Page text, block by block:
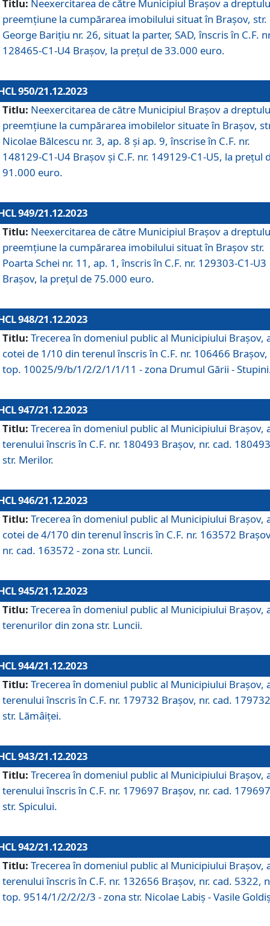
Titlu: Neexercitarea de către Municipiul Brașov a
preemțiune la cumpărarea imobilului situat în Brașov, str.
George Barițiu nr. 26, situat la parter, SAD, înscris în C.F.
128465-C1-U4 Brașov, la prețul de 33.000 euro.
950/21.12.2023
Titlu: Neexercitarea de către Municipiul Brașov a
preemțiune la cumpărarea imobilelor situate în Brașov,
Nicolae Bălcescu nr. 3, ap. 8 și ap. 9, înscrise în C.F. nr.
148129-C1-U4 Brașov și C.F. nr. 149129-C1-U5, la prețul
91.000 euro.
949/21.12.2023
Titlu: Neexercitarea de către Municipiul Brașov a
preemțiune la cumpărarea imobilului situat în Brașov str.
Poarta Schei nr. 11, ap. 1, înscris în C.F. nr. 129303-C1-U3
Brașov, la prețul de 75.000 euro.
948/21.12.2023
Titlu: Trecerea în domeniul public al Municipiului Braşov,
cotei de 1/10 din terenul înscris în C.F. nr. 106466 Brașov,
top. 10025/9/b/1/2/2/1/1/11 - zona Drumul Gării -
947/21.12.2023
Titlu: Trecerea în domeniul public al Municipiului Braşov,
terenului înscris în C.F. nr. 180493 Brașov, nr. cad.
str. Merilor.
946/21.12.2023
Titlu: Trecerea în domeniul public al Municipiului Braşov,
cotei de 4/170 din terenul înscris în C.F. nr. 163572
nr. cad. 163572 - zona str. Luncii.
945/21.12.2023
Titlu: Trecerea în domeniul public al Municipiului Braşov,
terenurilor din zona str. Luncii.
944/21.12.2023
Titlu: Trecerea în domeniul public al Municipiului Braşov,
terenului înscris în C.F. nr. 179732 Brașov, nr. cad.
str. Lămâiței.
943/21.12.2023
Titlu: Trecerea în domeniul public al Municipiului Braşov,
terenului înscris în C.F. nr. 179697 Brașov, nr. cad.
str. Spicului.
942/21.12.2023
Titlu: Trecerea în domeniul public al Municipiului Braşov,
terenului înscris în C.F. nr. 132656 Brașov, nr. cad. 5322,
top. 9514/1/2/2/2/3 - zona str. Nicolae Labiș - Vasile